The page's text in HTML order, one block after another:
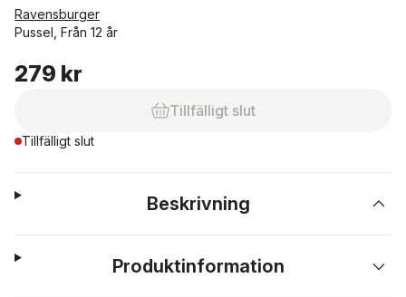
Ravensburger
Pussel, Från 12 år
279 kr
Tillfälligt slut
Tillfälligt slut
Beskrivning
Produktinformation